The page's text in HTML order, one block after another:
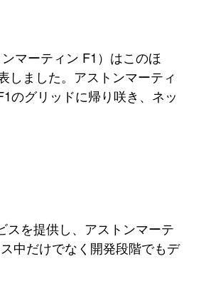
マーティン F1）はこのほ
しました。アストンマーティ
のグリッドに帰り咲き、ネッ
スを提供し、アストンマーテ
中だけでなく開発段階でもデ